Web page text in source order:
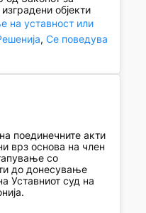
објекти
на уставност или
, Се поведува
поединечните акти
врз основа на член
со
до донесување
Уставниот суд на